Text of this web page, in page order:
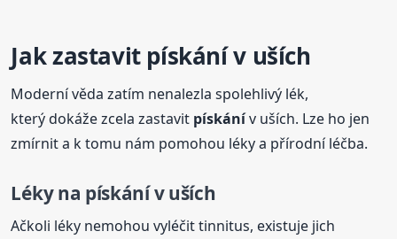
Jak zastavit pískánív uších
Moderní věda zatím nenalezla spolehlivý lék,
který dokáže zcela zastavit pískánív uších. Lze ho jen
zmírnit a k tomu nám pomohou léky a přírodní léčba.
Léky na pískánív uších
Ačkoli léky nemohou vyléčit tinnitus, existuje jich